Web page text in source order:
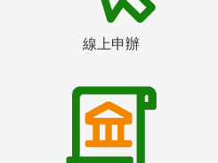
線上申辦